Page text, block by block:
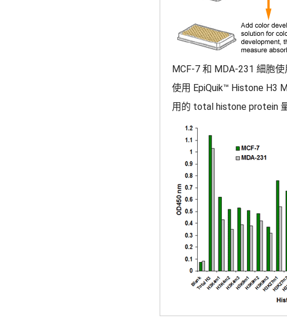
MCF-7 和 MDA-231 細胞
使用 EpiQuik™ Histone H3
用的 total histone protein